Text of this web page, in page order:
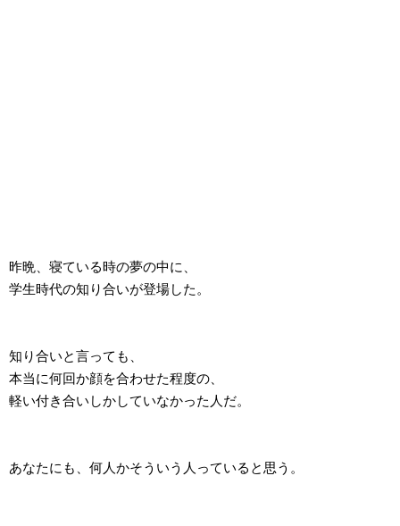
昨晩、寝ている時の夢の中に、
学生時代の知り合いが登場した。
知り合いと言っても、
本当に何回か顔を合わせた程度の、
軽い付き合いしかしていなかった人だ。
あなたにも、何人かそういう人っていると思う。